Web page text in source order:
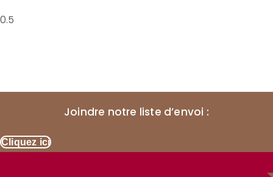
Joindre notre liste d’envoi :
Cliquez ici